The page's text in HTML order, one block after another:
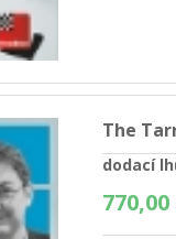
The
dodací
770,00